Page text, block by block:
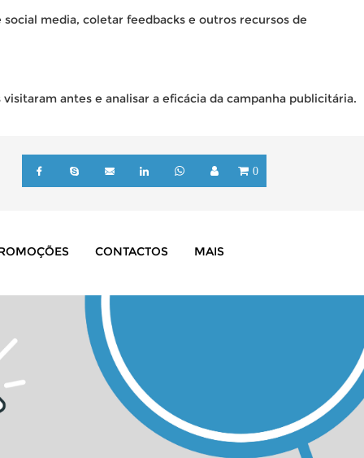
media, coletar feedbacks e outros recursos de
antes e analisar a eficácia da campanha publicitária.
0
CONTACTOS MAIS